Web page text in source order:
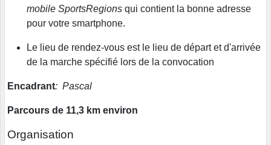
mobile SportsRegions qui contient la bonne adresse
pour votre smartphone.
Le lieu de rendez-vous est le lieu de départ et d'arrivée
de la marche spécifié lors de la convocation
Encadrant: Pascal
Parcours de 11,3 km environ
Organisation